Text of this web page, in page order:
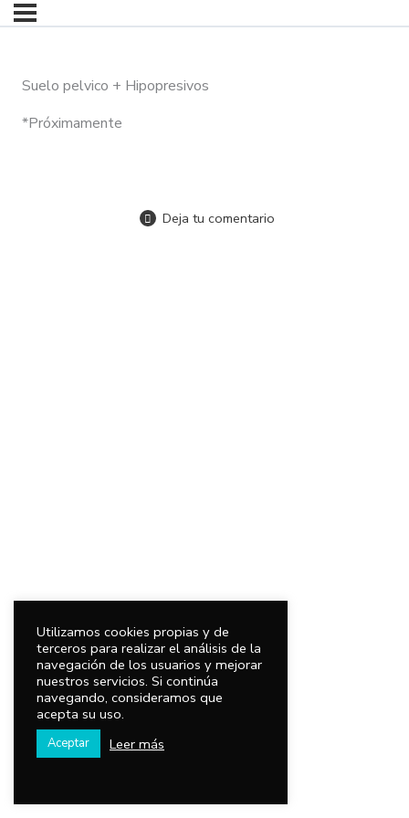
Suelo pelvico + Hipopresivos
*Próximamente
Deja tu comentario
Utilizamos cookies propias y de
terceros para realizar el análisis de la
navegación de los usuarios y mejorar
nuestros servicios. Si continúa
navegando, consideramos que
acepta su uso.
Aceptar Leer más